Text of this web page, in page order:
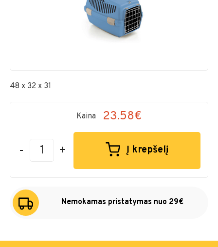
48 x 32 x 31
Kaina 23.58€
- + Į krepšelį
Nemokamas pristatymas nuo 29€